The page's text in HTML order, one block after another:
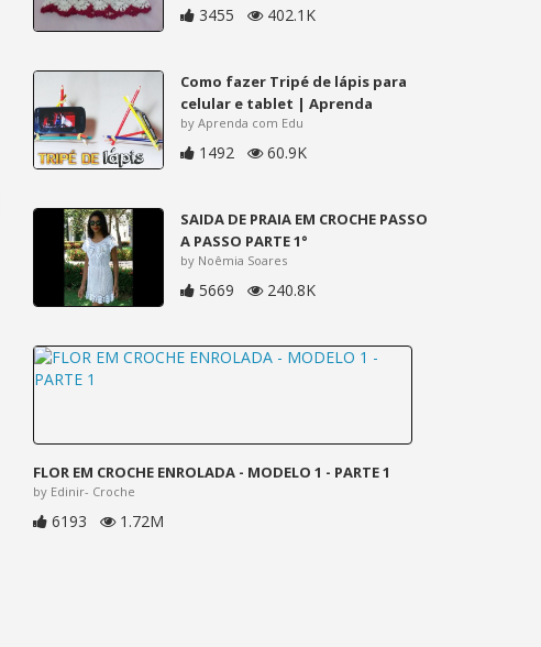
3455 402.1K
Como fazer Tripé de lápis para
celular e tablet | Aprenda
by Aprenda com Edu
1492 60.9K
SAIDA DE PRAIA EM CROCHE PASSO
A PASSO PARTE 1°
by Noêmia Soares
5669 240.8K
FLOR EM CROCHE ENROLADA - MODELO 1 - PARTE 1
by Edinir- Croche
6193 1.72M